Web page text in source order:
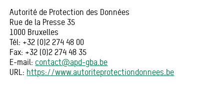
Autorité de Protection des Données
Rue de la Presse 35
1000 Bruxelles
Tél: +32 (0)2 274 48 00
Fax: +32 (0)2 274 48 35
E-mail: contact@apd-gba.be
URL: https://www.autoriteprotectiondonnees.be